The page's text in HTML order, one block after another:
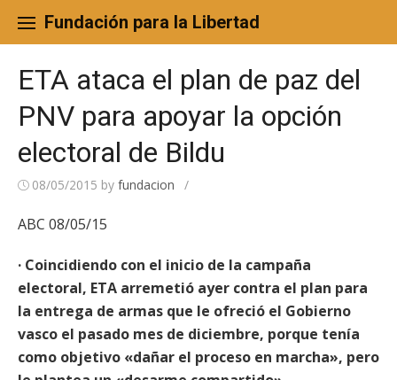
content
Fundación para la Libertad
ETA ataca el plan de paz del
PNV para apoyar la opción
electoral de Bildu
08/05/2015 by fundacion /
ABC 08/05/15
· Coincidiendo con el inicio de la campaña
electoral, ETA arremetió ayer contra el plan para
la entrega de armas que le ofreció el Gobierno
vasco el pasado mes de diciembre, porque tenía
como objetivo «dañar el proceso en marcha», pero